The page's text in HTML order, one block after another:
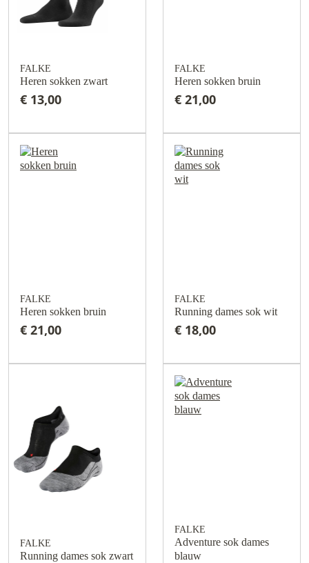
FALKE
Heren sokken zwart
€ 13,00
FALKE
Heren sokken bruin
€ 21,00
FALKE
Heren sokken bruin
€ 21,00
FALKE
Running dames sok wit
€ 18,00
FALKE
Running dames sok zwart
FALKE
Adventure sok dames
blauw